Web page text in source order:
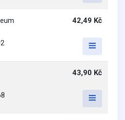
42,49 Kč
43,90 Kč